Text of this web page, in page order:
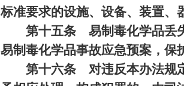
标准要求的设施、设备、装置、
第十五条 易制毒化学品丢
易制毒化学品事故应急预案，保
第十六条 对违反本办法规